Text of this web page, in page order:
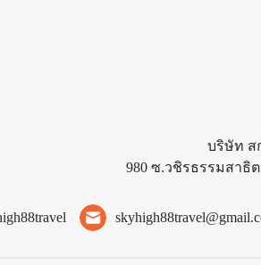
บริษัท ส
980 ซ.วชิรธรรมสาธิ